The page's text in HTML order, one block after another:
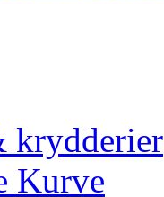
krydderier
Kurve